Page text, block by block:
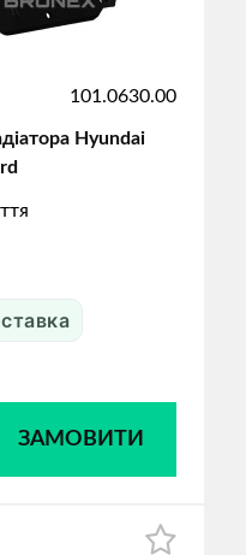
101.0630.00
Hyundai
ЗАМОВИТИ